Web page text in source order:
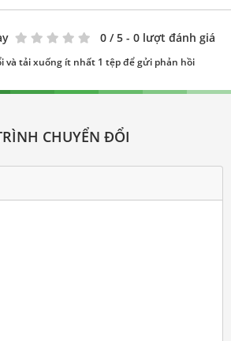
0 / 5 - 0 lượt đánh giá
và tải xuống ít nhất 1 tệp để gửi phản hồi
CHUYỂN ĐỔI